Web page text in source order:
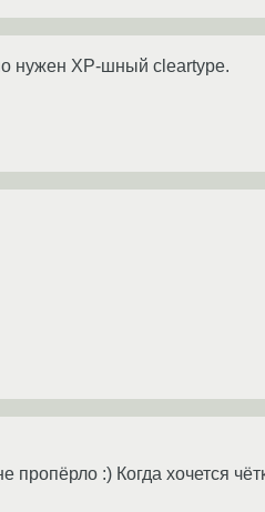
нужен XP-шный cleartype.
пропёрло :) Когда хочется